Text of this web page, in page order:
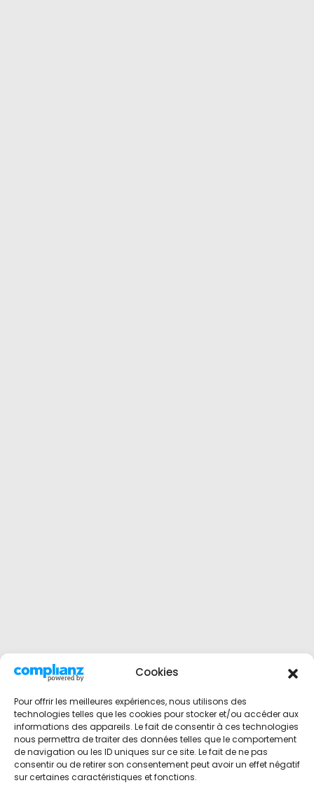
Cookies
Pour offrir les meilleures expériences, nous utilisons des
technologies telles que les cookies pour stocker et/ou accéder aux
informations des appareils. Le fait de consentir à ces technologies
nous permettra de traiter des données telles que le comportement
de navigation ou les ID uniques sur ce site. Le fait de ne pas
consentir ou de retirer son consentement peut avoir un effet négatif
sur certaines caractéristiques et fonctions.